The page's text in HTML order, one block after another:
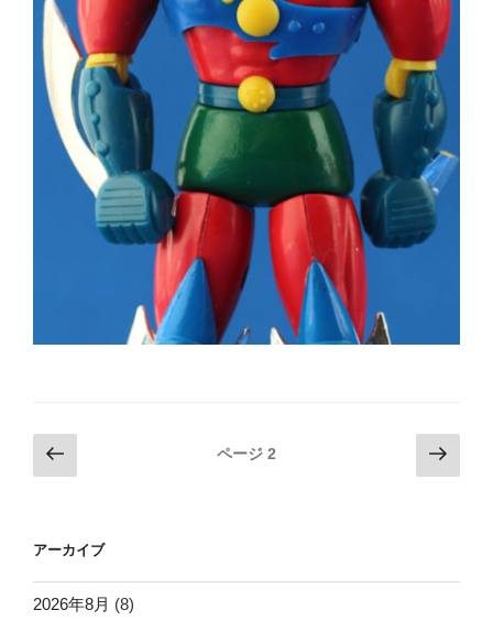
投
稿
ビ
ー
の
ジ
ページ 2
次
の
アーカイブ
2026年8月 (8)